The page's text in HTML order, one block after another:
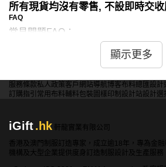
所有現貨均沒有零售, 不設即時交
FAQ
常見問題FAQ：
問：現貨長袖Polo恤有哪些顏色和尺
答：我們提供多種顏色和尺碼的現貨
的白色、黑色、藍色、灰色、紅色等
同場合和需求的使用。尺碼方面，從
以聯繫我們的客戶服務團隊查詢。
問：現貨長袖Polo恤的材質是什麼？
顯示更多
服務條款私人政策客戶 網站導航博客布料總匯設計
訂購指引 常用布料輔料包裝 圖樣印制 設計站設計選
iGift.hk
軒龍實業有限公司
香港及澳門制服訂造專家，成立逾18年，專為金融
機構及大型企業提供度身訂造制服設計及生產服務。